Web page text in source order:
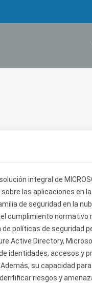
integral de
las aplicaciones en
de seguridad en la
cumplimiento normativo
políticas de seguridad
Active Directory,
identidades, accesos y
su capacidad
riesgos y